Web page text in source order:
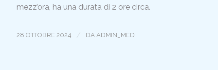
mezz’ora, ha una durata di 2 ore circa.
28 OTTOBRE 2024 / DA ADMIN_MED